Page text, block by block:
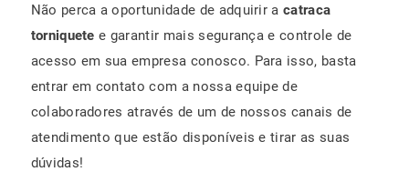
Não perca a oportunidade de adquirir acatraca
torniquete e garantir mais segurança e controle de
acesso em sua empresa conosco. Para isso, basta
entrar em contato com a nossa equipe de
colaboradores através de um de nossos canais de
atendimento que estão disponíveis e tirar as suas
dúvidas!